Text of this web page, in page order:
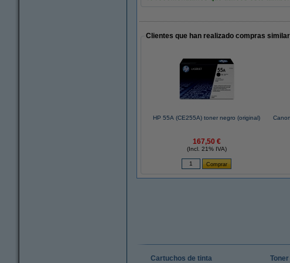
Clientes que han realizado compras
HP 55A (CE255A) toner negro (original)
167,50 €
(Incl. 21% IVA)
Cartuchos de tinta Toner